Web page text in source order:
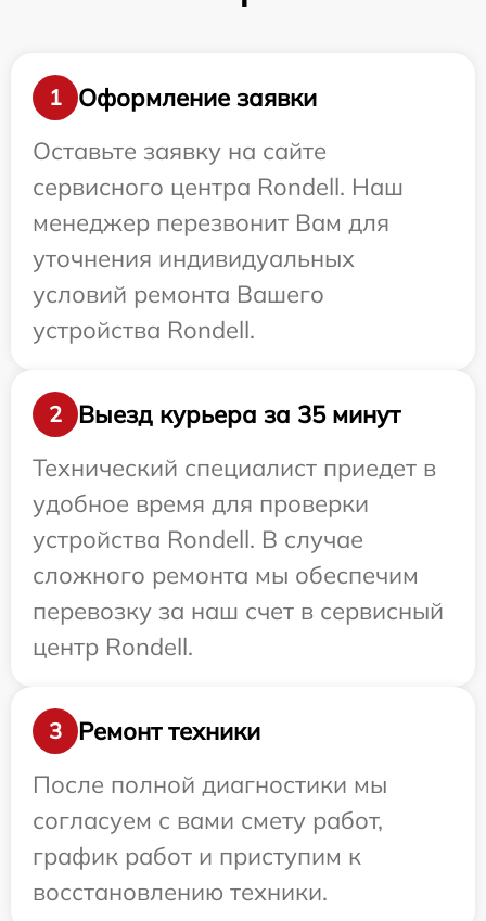
1
Оформление заявки
Оставьте заявку на сайте
сервисного центра Rondell. Наш
менеджер перезвонит Вам для
уточнения индивидуальных
условий ремонта Вашего
устройства Rondell.
2
Выезд курьера за 35 минут
Технический специалист приедет в
удобное время для проверки
устройства Rondell. В случае
сложного ремонта мы обеспечим
перевозку за наш счет в сервисный
центр Rondell.
3
Ремонт техники
После полной диагностики мы
согласуем с вами смету работ,
график работ и приступим к
восстановлению техники.